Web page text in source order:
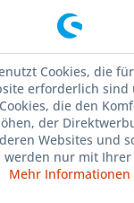
Cookies, die
erforderlich sind
die den
der
Websites und
nur mit
Mehr Informationen